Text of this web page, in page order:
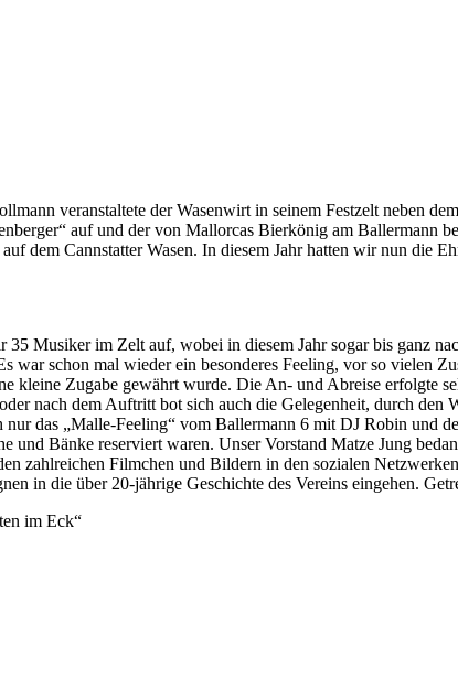
veranstaltete der Wasenwirt in seinem Festzelt neben
auf und der von Mallorcas Bierkönig am Ballermann
dem Cannstatter Wasen. In diesem Jahr hatten wir nun die
Musiker im Zelt auf, wobei in diesem Jahr sogar bis ganz
schon mal wieder ein besonderes Feeling, vor so vielen
kleine Zugabe gewährt wurde. Die An- und Abreise erfolgte
nach dem Auftritt bot sich auch die Gelegenheit, durch den
das „Malle-Feeling“ vom Ballermann 6 mit DJ Robin und
Bänke reserviert waren. Unser Vorstand Matze Jung
zahlreichen Filmchen und Bildern in den sozialen
in die über 20-jährige Geschichte des Vereins eingehen.
im Eck“